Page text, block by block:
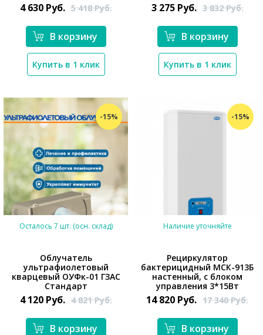
4 630 Руб. 5 418Руб.
В корзину
Купить в 1 клик
3 275 Руб. 3 832Руб.
В корзину
Купить в 1 клик
-15%
Осталось 7 шт. (осн. склад)
Облучатель
ультрафиолетовый
кварцевый ОУФк-01 ГЗАС
Стандарт
4 120 Руб. 4 821Руб.
В корзину
-15%
*}
Наличие уточняйте
Рециркулятор
бактерицидный МСК-913Б
настенный, с блоком
управления 3*15Вт
14 820 Руб. 17 340Руб.
В корзину